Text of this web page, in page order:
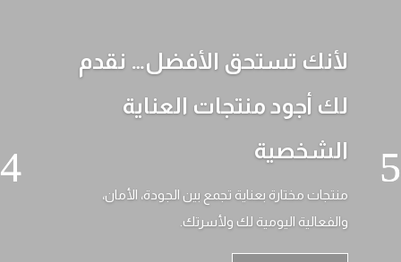
لأنك تستحق الأفضل… نقدم
لك أجود منتجات العناية
الشخصية
منتجات مختارة بعناية تجمع بين الجودة، الأمان،
والفعالية اليومية لك ولأسرتك.